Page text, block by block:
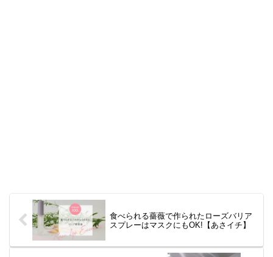
食べられる薔薇で作られたローズバリア
スプレーはマスクにもOK!【あさイチ】